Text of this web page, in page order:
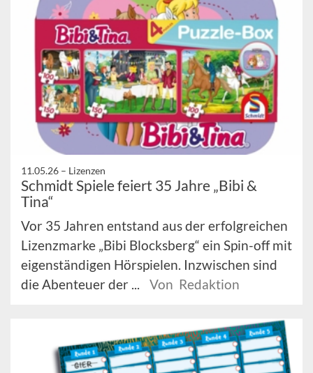
11.05.26 – Lizenzen
Schmidt Spiele feiert 35 Jahre „Bibi &
Tina“
Vor 35 Jahren entstand aus der erfolgreichen
Lizenzmarke „Bibi Blocksberg“ ein Spin-off mit
eigenständigen Hörspielen. Inzwischen sind
die Abenteuer der ...
Von Redaktion